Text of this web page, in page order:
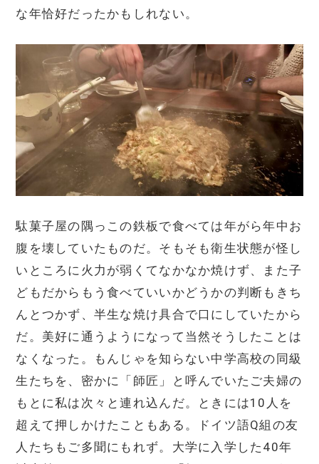
な年恰好だったかもしれない。
駄菓子屋の隅っこの鉄板で食べては年がら年中お
腹を壊していたものだ。そもそも衛生状態が怪し
いところに火力が弱くてなかなか焼けず、また子
どもだからもう食べていいかどうかの判断もきち
んとつかず、半生な焼け具合で口にしていたから
だ。美好に通うようになって当然そうしたことは
なくなった。もんじゃを知らない中学高校の同級
生たちを、密かに「師匠」と呼んでいたご夫婦の
もとに私は次々と連れ込んだ。ときには10人を
超えて押しかけたこともある。ドイツ語Q組の友
人たちもご多聞にもれず。大学に入学した40年